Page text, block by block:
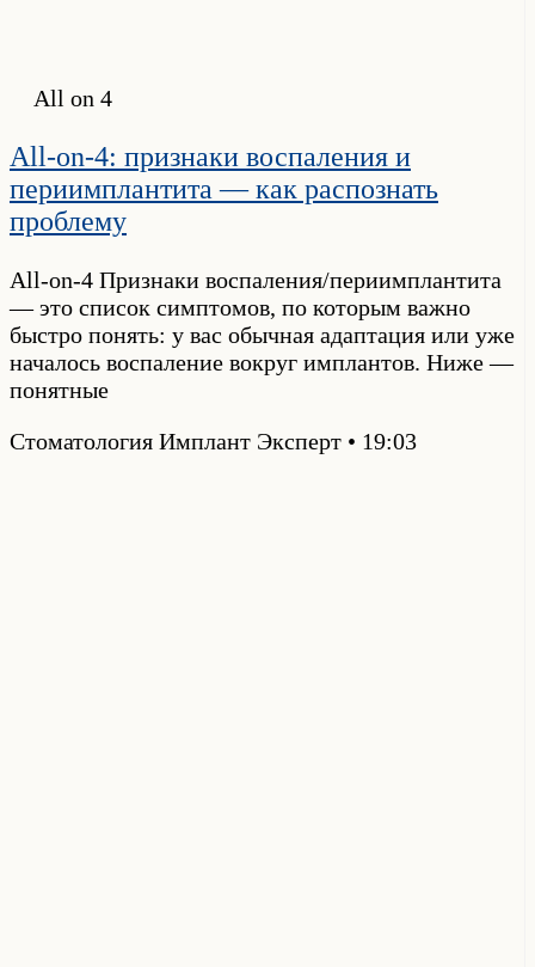
All on 4
All-on-4: признаки воспаления и
периимплантита — как распознать
проблему
All-on-4 Признаки воспаления/периимплантита
— это список симптомов, по которым важно
быстро понять: у вас обычная адаптация или уже
началось воспаление вокруг имплантов. Ниже —
понятные
Стоматология Имплант Эксперт
19:03